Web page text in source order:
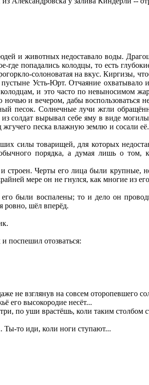
и животных недоставало воды.
попадались колодцы, то есть
солоноватая на вкус. Киргизы,
Усть-Юрт. Отчаяние охватывало
и это часто по невыносимом
и вечером, дабы воспользоваться
песок. Солнечные лучи жгли
солдат вырывал себе яму в виде
песка влажную землю и сосали
силы товарищей, для которых
порядка, а думая лишь о том,
Черты его лица были крупные,
мере он не гнулся, как многие из
были воспалены; то и дело он
ровно, шёл вперёд.
поспешил отозваться:
не взглянув на совсем оторопевшего
его высокородие несёт...
по уши врастёшь, коли таким столбом
Ты-то иди, коли ноги ступают...